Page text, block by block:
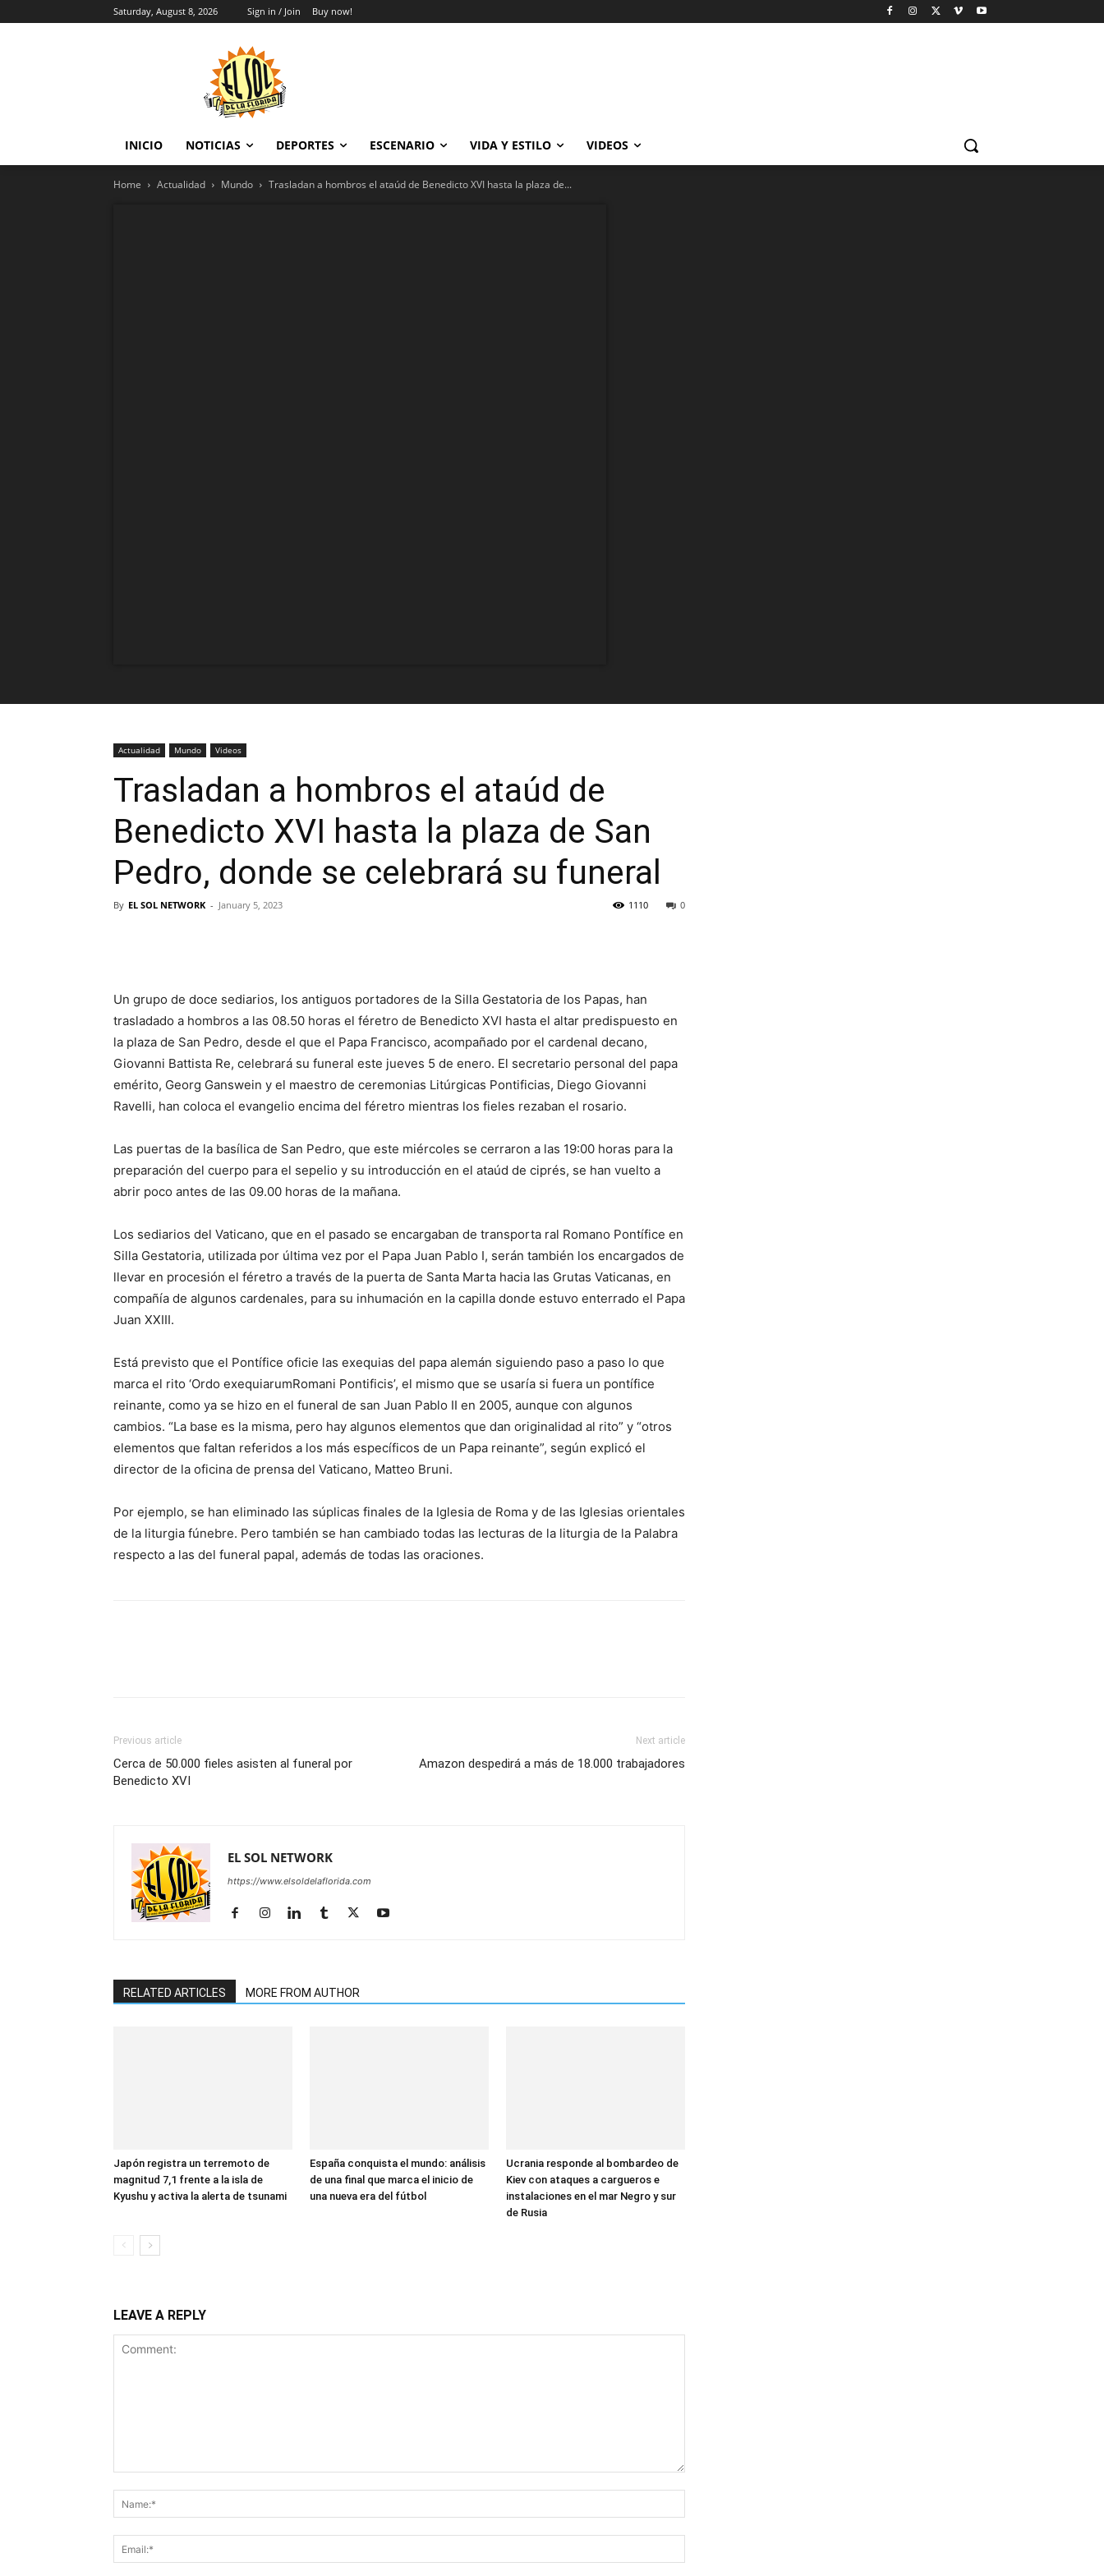
Saturday, August 8, 2026 Sign in / Join Buy now!
INICIO NOTICIAS DEPORTES ESCENARIO VIDA Y ESTILO VIDEOS
Home Actualidad Mundo Trasladan a hombros el ataúd de Benedicto XVI hasta la plaza de...
Actualidad Mundo Videos
Trasladan a hombros el ataúd de
Benedicto XVI hasta la plaza de San
Pedro, donde se celebrará su funeral
By EL SOL NETWORK - January 5, 2023 0
1110
Un grupo de doce sediarios, los antiguos portadores de la Silla Gestatoria de los Papas, han
trasladado a hombros a las 08.50 horas el féretro de Benedicto XVI hasta el altar predispuesto en
la plaza de San Pedro, desde el que el Papa Francisco, acompañado por el cardenal decano,
Giovanni Battista Re, celebrará su funeral este jueves 5 de enero. El secretario personal del papa
emérito, Georg Ganswein y el maestro de ceremonias Litúrgicas Pontificias, Diego Giovanni
Ravelli, han coloca el evangelio encima del féretro mientras los fieles rezaban el rosario.
Las puertas de la basílica de San Pedro, que este miércoles se cerraron a las 19:00 horas para la
preparación del cuerpo para el sepelio y su introducción en el ataúd de ciprés, se han vuelto a
abrir poco antes de las 09.00 horas de la mañana.
Los sediarios del Vaticano, que en el pasado se encargaban de transporta ral Romano Pontífice en
Silla Gestatoria, utilizada por última vez por el Papa Juan Pablo I, serán también los encargados de
llevar en procesión el féretro a través de la puerta de Santa Marta hacia las Grutas Vaticanas, en
compañía de algunos cardenales, para su inhumación en la capilla donde estuvo enterrado el Papa
Juan XXIII.
Está previsto que el Pontífice oficie las exequias del papa alemán siguiendo paso a paso lo que
marca el rito ‘Ordo exequiarumRomani Pontificis’, el mismo que se usaría si fuera un pontífice
reinante, como ya se hizo en el funeral de san Juan Pablo II en 2005, aunque con algunos
cambios. “La base es la misma, pero hay algunos elementos que dan originalidad al rito” y “otros
elementos que faltan referidos a los más específicos de un Papa reinante”, según explicó el
director de la oficina de prensa del Vaticano, Matteo Bruni.
Por ejemplo, se han eliminado las súplicas finales de la Iglesia de Roma y de las Iglesias orientales
de la liturgia fúnebre. Pero también se han cambiado todas las lecturas de la liturgia de la Palabra
respecto a las del funeral papal, además de todas las oraciones.
Previous article
Cerca de 50.000 fieles asisten al funeral por
Benedicto XVI
Next article
Amazon despedirá a más de 18.000 trabajadores
EL SOL NETWORK
https://www.elsoldelaflorida.com
RELATED ARTICLES MORE FROM AUTHOR
Japón registra un terremoto de
magnitud 7,1 frente a la isla de
Kyushu y activa la alerta de tsunami
España conquista el mundo: análisis
de una final que marca el inicio de
una nueva era del fútbol
Ucrania responde al bombardeo de
Kiev con ataques a cargueros e
instalaciones en el mar Negro y sur
de Rusia
LEAVE A REPLY